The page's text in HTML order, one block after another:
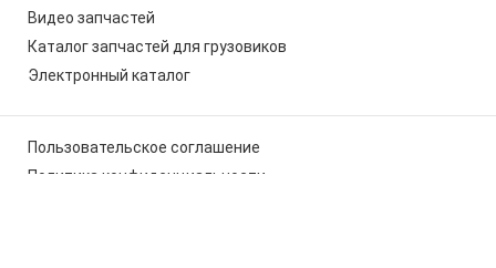
Видео запчастей
Каталог запчастей для грузовиков
Электронный каталог
Пользовательское соглашение
Политика конфиденциальности